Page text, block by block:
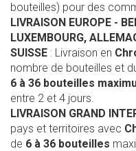
bouteilles) pour des
LIVRAISON EUROPE -
LUXEMBOURG,
SUISSE : Livraison en
nombre de bouteilles et
6 à 36 bouteilles
entre 2 et 4 jours.
LIVRAISON GRAND
pays et territoires avec
de 6 à 36 bouteilles